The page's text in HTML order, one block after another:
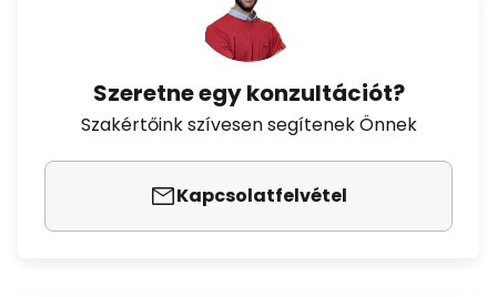
Szeretne egy konzultációt?
Szakértőink szívesen segítenek Önnek
Kapcsolatfelvétel